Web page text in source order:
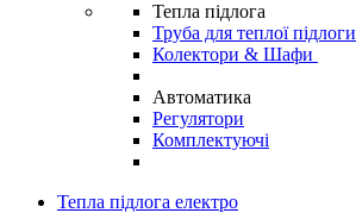
Тепла підлога
Труба для теплої підлоги
Колектори & Шафи
Автоматика
Регулятори
Комплектуючі
Тепла підлога електро